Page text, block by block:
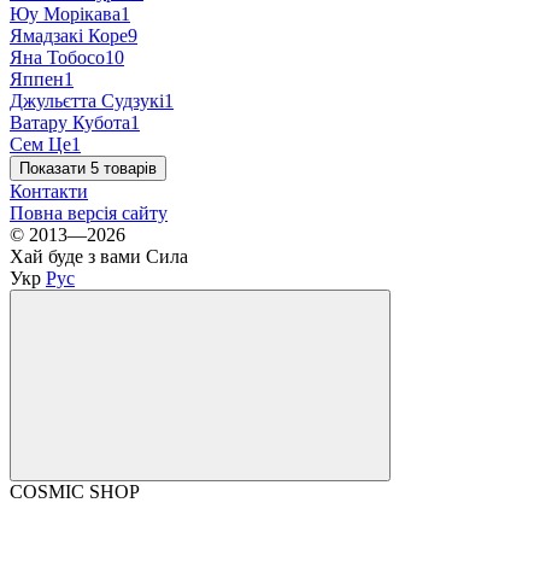
Юу Морікава1
Ямадзакі Коре9
Яна Тобосо10
Яппен1
Джульєтта Судзукі1
Ватару Кубота1
Сем Це1
Показати 5 товарів
Контакти
Повна версія сайту
© 2013—2026
Хай буде з вами Сила
Укр Рус
COSMIC SHOP